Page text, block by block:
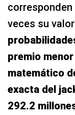
veces su
premio
matemático
exacta del
292.2